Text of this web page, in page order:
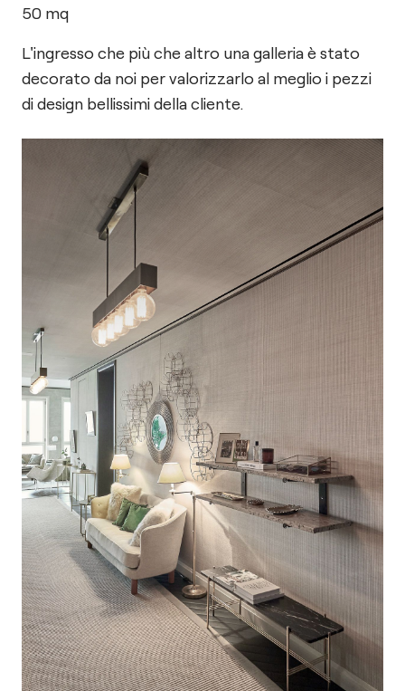
50 mq
L'ingresso che più che altro una galleria è stato
decorato da noi per valorizzarlo al meglio i pezzi
di design bellissimi della cliente.